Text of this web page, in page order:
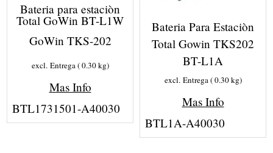
Bateria para estaciòn
Total GoWin BT-L1W
GoWin TKS-202
excl. Entrega 0.30kg
Mas Info
BTL1731501-A40030
Bateria Para Estaciòn
Total Gowin TKS202
BT-L1A
excl. Entrega 0.30kg
Mas Info
BTL1A-A40030